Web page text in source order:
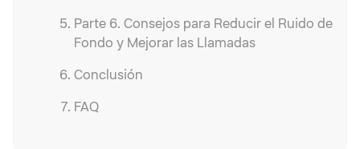
Parte 6. Consejos para Reducir el Ruido de
Fondo y Mejorar las Llamadas
Conclusión
FAQ